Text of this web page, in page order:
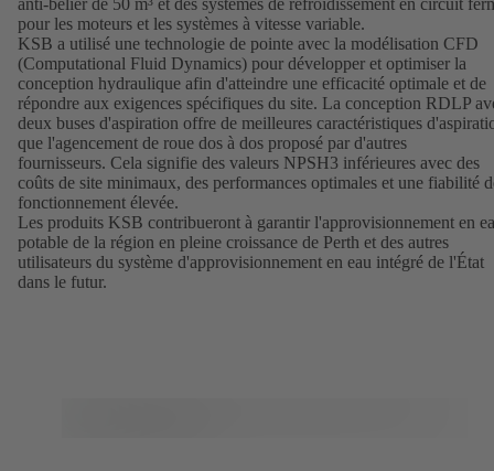
anti-bélier de 50 m³ et des systèmes de refroidissement en circuit
pour les moteurs et les systèmes à vitesse variable.
KSB a utilisé une technologie de pointe avec la modélisation CFD
(Computational Fluid Dynamics) pour développer et optimiser la
conception hydraulique afin d'atteindre une efficacité optimale et de
répondre aux exigences spécifiques du site. La conception RDLP
deux buses d'aspiration offre de meilleures caractéristiques
que l'agencement de roue dos à dos proposé par d'autres
fournisseurs. Cela signifie des valeurs NPSH3 inférieures avec des
coûts de site minimaux, des performances optimales et une fiabilité
fonctionnement élevée.
Les produits KSB contribueront à garantir l'approvisionnement en
potable de la région en pleine croissance de Perth et des autres
utilisateurs du système d'approvisionnement en eau intégré de l'État
dans le futur.